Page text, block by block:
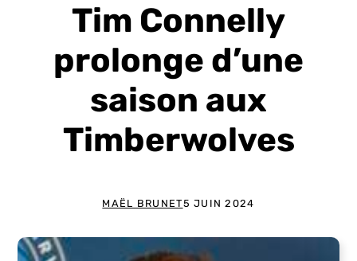
Tim Connelly
prolonge d’une
saison aux
Timberwolves
MAËL BRUNET5 JUIN 2024